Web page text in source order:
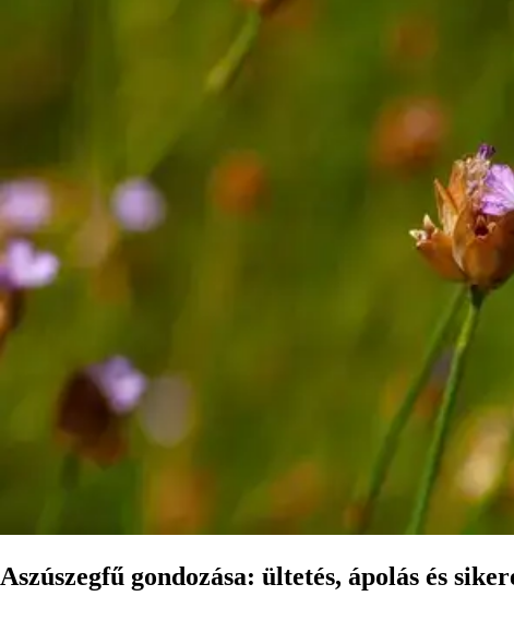
Aszúszegfű gondozása: ültetés, ápolás és